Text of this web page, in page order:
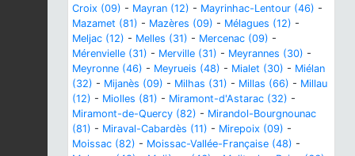
Croix (09) - Mayran (12) - Mayrinhac-Lentour (46) -
Mazamet (81) - Mazères (09) - Mélagues (12) -
Meljac (12) - Melles (31) - Mercenac (09) -
Mérenvielle (31) - Merville (31) - Meyrannes (30) -
Meyronne (46) - Meyrueis (48) - Mialet (30) - Miélan
(32) - Mijanès (09) - Milhas (31) - Millas (66) - Millau
(12) - Miolles (81) - Miramont-d'Astarac (32) -
Miramont-de-Quercy (82) - Mirandol-Bourgnounac
(81) - Miraval-Cabardès (11) - Mirepoix (09) -
Moissac (82) - Moissac-Vallée-Française (48) -